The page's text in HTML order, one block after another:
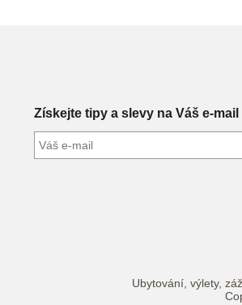
Získejte tipy a slevy na Váš e-mail
Ubytování, výlety,